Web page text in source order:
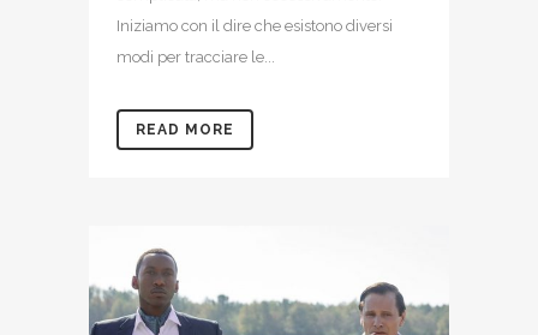
Iniziamo con il dire che esistono diversi
modi per tracciare le...
READ MORE